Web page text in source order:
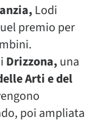
Lodi
premio per
Drizzona, una
Arti e del
poi ampliata